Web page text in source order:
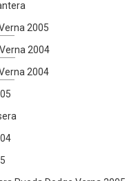
2005
2004
2004